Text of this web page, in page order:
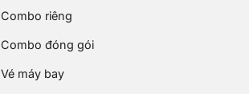
Combo riêng
Combo đóng gói
Vé máy bay